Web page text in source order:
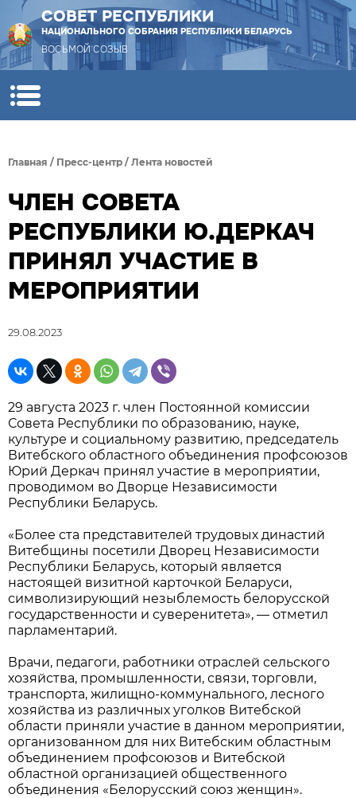
СОВЕТ РЕСПУБЛИКИ
НАЦИОНАЛЬНОГО СОБРАНИЯ РЕСПУБЛИКИ БЕЛАРУСЬ
ВОСЬМОЙ СОЗЫВ
Главная / Пресс-центр / Лента новостей
ЧЛЕН СОВЕТА
РЕСПУБЛИКИ Ю.ДЕРКАЧ
ПРИНЯЛ УЧАСТИЕ В
МЕРОПРИЯТИИ
29.08.2023
29 августа 2023 г. член Постоянной комиссии
Совета Республики по образованию, науке,
культуре и социальному развитию, председатель
Витебского областного объединения профсоюзов
Юрий Деркач принял участие в мероприятии,
проводимом во Дворце Независимости
Республики Беларусь.
«Более ста представителей трудовых династий
Витебщины посетили Дворец Независимости
Республики Беларусь, который является
настоящей визитной карточкой Беларуси,
символизирующий незыблемость белорусской
государственности и суверенитета», — отметил
парламентарий.
Врачи, педагоги, работники отраслей сельского
хозяйства, промышленности, связи, торговли,
транспорта, жилищно-коммунального, лесного
хозяйства из различных уголков Витебской
области приняли участие в данном мероприятии,
организованном для них Витебским областным
объединением профсоюзов и Витебской
областной организацией общественного
объединения «Белорусский союз женщин».